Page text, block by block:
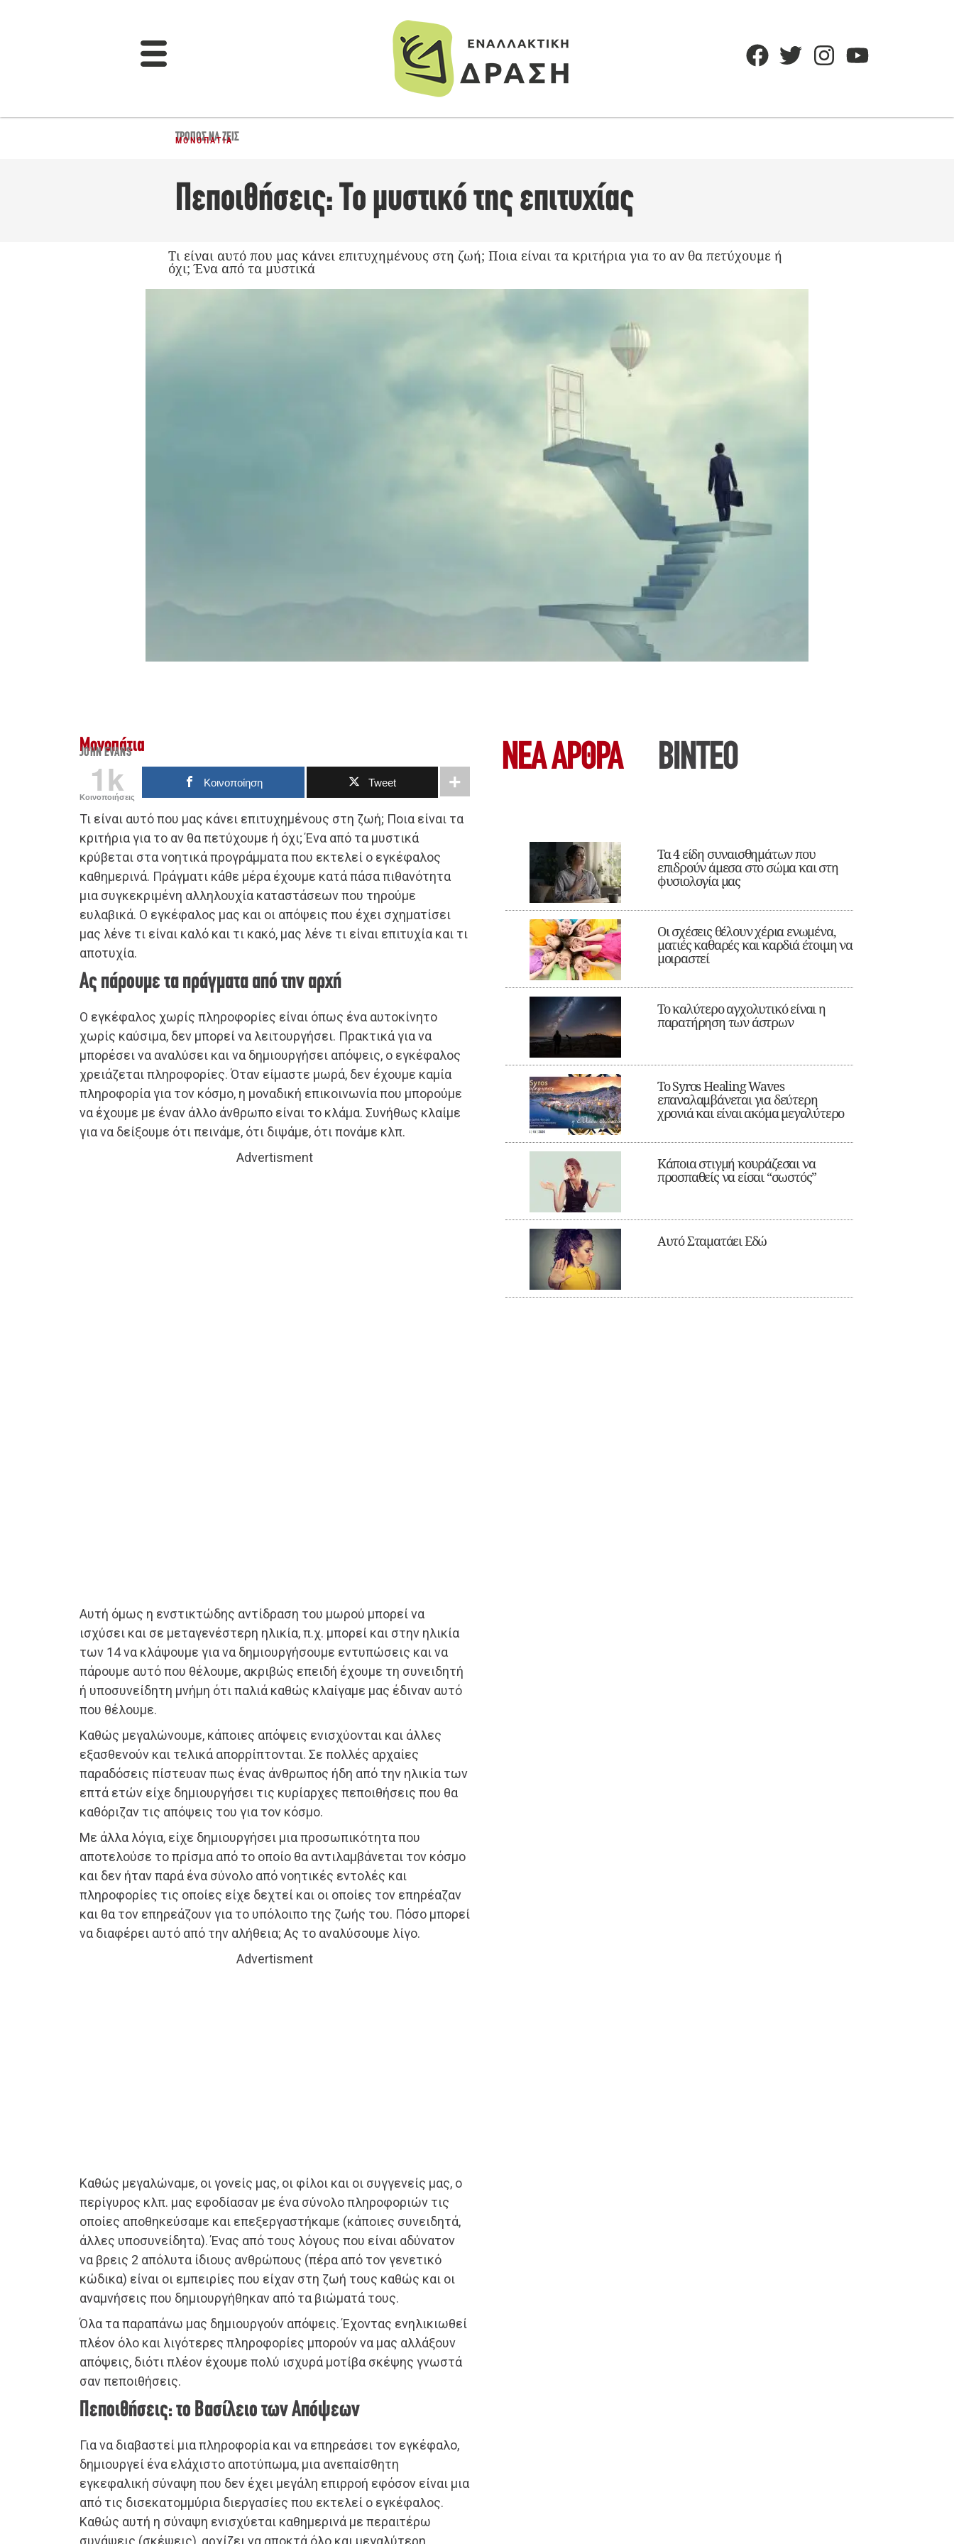
ΤΡΌΠΟΣ ΝΑ ΖΕΙΣ
ΜΟΝΟΠΆΤΙΑ
Πεποιθήσεις: Το μυστικό της επιτυχίας
Τι είναι αυτό που μας κάνει επιτυχημένους στη ζωή; Ποια είναι τα κριτήρια για το αν θα πετύχουμε ή
όχι; Ένα από τα μυστικά
Μονοπάτια
JOHN EVANS
1k
Κοινοποιήσεις
Κοινοποίηση Tweet
Τι είναι αυτό που μας κάνει επιτυχημένους στη ζωή; Ποια είναι τα
κριτήρια για το αν θα πετύχουμε ή όχι; Ένα από τα μυστικά
κρύβεται στα νοητικά προγράμματα που εκτελεί ο εγκέφαλος
καθημερινά. Πράγματι κάθε μέρα έχουμε κατά πάσα πιθανότητα
μια συγκεκριμένη αλληλουχία καταστάσεων που τηρούμε
ευλαβικά. Ο εγκέφαλος μας και οι απόψεις που έχει σχηματίσει
μας λένε τι είναι καλό και τι κακό, μας λένε τι είναι επιτυχία και τι
αποτυχία.
Ας πάρουμε τα πράγματα από την αρχή
Ο εγκέφαλος χωρίς πληροφορίες είναι όπως ένα αυτοκίνητο
χωρίς καύσιμα, δεν μπορεί να λειτουργήσει. Πρακτικά για να
μπορέσει να αναλύσει και να δημιουργήσει απόψεις, ο εγκέφαλος
χρειάζεται πληροφορίες. Όταν είμαστε μωρά, δεν έχουμε καμία
πληροφορία για τον κόσμο, η μοναδική επικοινωνία που μπορούμε
να έχουμε με έναν άλλο άνθρωπο είναι το κλάμα. Συνήθως κλαίμε
για να δείξουμε ότι πεινάμε, ότι διψάμε, ότι πονάμε κλπ.
Advertisment
Αυτή όμως η ενστικτώδης αντίδραση του μωρού μπορεί να
ισχύσει και σε μεταγενέστερη ηλικία, π.χ. μπορεί και στην ηλικία
των 14 να κλάψουμε για να δημιουργήσουμε εντυπώσεις και να
πάρουμε αυτό που θέλουμε, ακριβώς επειδή έχουμε τη συνειδητή
ή υποσυνείδητη μνήμη ότι παλιά καθώς κλαίγαμε μας έδιναν αυτό
που θέλουμε.
Καθώς μεγαλώνουμε, κάποιες απόψεις ενισχύονται και άλλες
εξασθενούν και τελικά απορρίπτονται. Σε πολλές αρχαίες
παραδόσεις πίστευαν πως ένας άνθρωπος ήδη από την ηλικία των
επτά ετών είχε δημιουργήσει τις κυρίαρχες πεποιθήσεις που θα
καθόριζαν τις απόψεις του για τον κόσμο.
Με άλλα λόγια, είχε δημιουργήσει μια προσωπικότητα που
αποτελούσε το πρίσμα από το οποίο θα αντιλαμβάνεται τον κόσμο
και δεν ήταν παρά ένα σύνολο από νοητικές εντολές και
πληροφορίες τις οποίες είχε δεχτεί και οι οποίες τον επηρέαζαν
και θα τον επηρεάζουν για το υπόλοιπο της ζωής του. Πόσο μπορεί
να διαφέρει αυτό από την αλήθεια; Ας το αναλύσουμε λίγο.
Advertisment
Καθώς μεγαλώναμε, οι γονείς μας, οι φίλοι και οι συγγενείς μας, ο
περίγυρος κλπ. μας εφοδίασαν με ένα σύνολο πληροφοριών τις
οποίες αποθηκεύσαμε και επεξεργαστήκαμε (κάποιες συνειδητά,
άλλες υποσυνείδητα). Ένας από τους λόγους που είναι αδύνατον
να βρεις 2 απόλυτα ίδιους ανθρώπους (πέρα από τον γενετικό
κώδικα) είναι οι εμπειρίες που είχαν στη ζωή τους καθώς και οι
αναμνήσεις που δημιουργήθηκαν από τα βιώματά τους.
Όλα τα παραπάνω μας δημιουργούν απόψεις. Έχοντας ενηλικιωθεί
πλέον όλο και λιγότερες πληροφορίες μπορούν να μας αλλάξουν
απόψεις, διότι πλέον έχουμε πολύ ισχυρά μοτίβα σκέψης γνωστά
σαν πεποιθήσεις.
Πεποιθήσεις: το Βασίλειο των Απόψεων
Για να διαβαστεί μια πληροφορία και να επηρεάσει τον εγκέφαλο,
δημιουργεί ένα ελάχιστο αποτύπωμα, μια ανεπαίσθητη
εγκεφαλική σύναψη που δεν έχει μεγάλη επιρροή εφόσον είναι μια
από τις δισεκατομμύρια διεργασίες που εκτελεί ο εγκέφαλος.
Καθώς αυτή η σύναψη ενισχύεται καθημερινά με περαιτέρω
συνάψεις (σκέψεις), αρχίζει να αποκτά όλο και μεγαλύτερη
ΝΕΑ ΆΡΘΡΑ ΒΙΝΤΕΟ
Τα 4 είδη συναισθημάτων που
επιδρούν άμεσα στο σώμα και στη
φυσιολογία μας
Οι σχέσεις θέλουν χέρια ενωμένα,
ματιές καθαρές και καρδιά έτοιμη να
μοιραστεί
Το καλύτερο αγχολυτικό είναι η
παρατήρηση των άστρων
Το Syros Healing Waves
επαναλαμβάνεται για δεύτερη
χρονιά και είναι ακόμα μεγαλύτερο
Κάποια στιγμή κουράζεσαι να
προσπαθείς να είσαι “σωστός”
Αυτό Σταματάει Εδώ